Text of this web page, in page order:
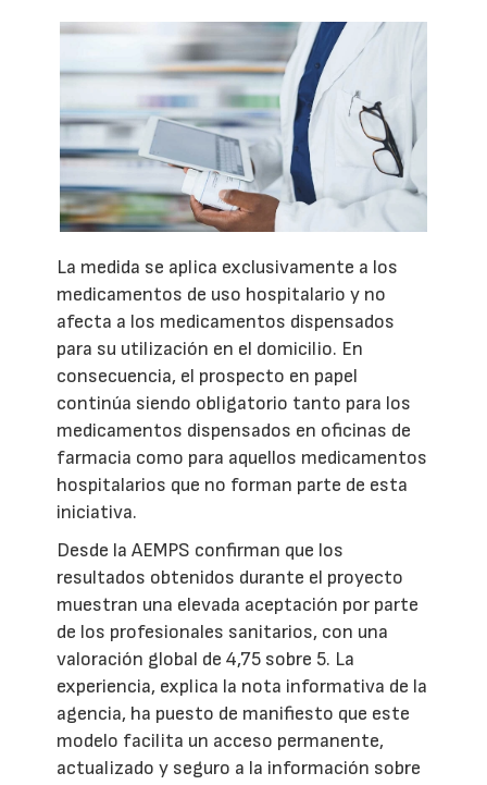
La medida se aplica exclusivamente a los
medicamentos de uso hospitalario y no
afecta a los medicamentos dispensados
para su utilización en el domicilio. En
consecuencia, el prospecto en papel
continúa siendo obligatorio tanto para los
medicamentos dispensados en oficinas de
farmacia como para aquellos medicamentos
hospitalarios que no forman parte de esta
iniciativa.
Desde la AEMPS confirman que los
resultados obtenidos durante el proyecto
muestran una elevada aceptación por parte
de los profesionales sanitarios, con una
valoración global de 4,75 sobre 5. La
experiencia, explica la nota informativa de la
agencia, ha puesto de manifiesto que este
modelo facilita un acceso permanente,
actualizado y seguro a la información sobre